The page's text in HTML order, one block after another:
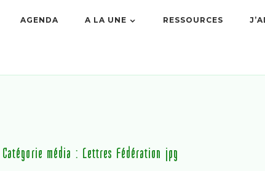
AGENDA A LA UNE RESSOURCES
Catégorie média : Lettres Fédération jpg